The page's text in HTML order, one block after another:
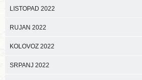
LISTOPAD 2022
RUJAN 2022
KOLOVOZ 2022
SRPANJ 2022